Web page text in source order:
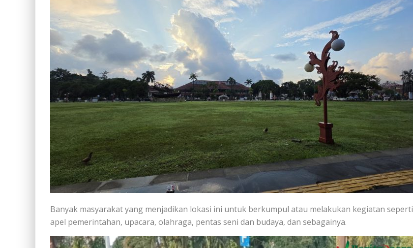
Banyak masyarakat yang menjadikan lokasi ini untuk berkumpul atau melakukan kegiatan seperti
apel pemerintahan, upacara, olahraga, pentas seni dan budaya, dan sebagainya.